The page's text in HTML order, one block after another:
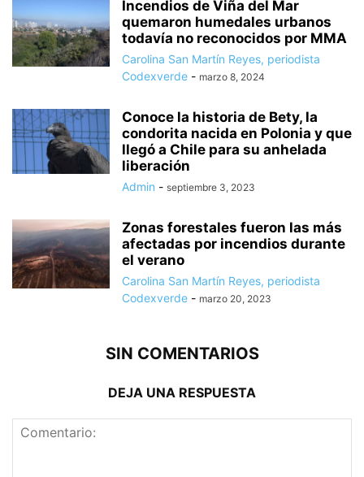
Incendios de Viña del Mar
quemaron humedales urbanos
todavía no reconocidos por MMA
Carolina San Martín Reyes, periodista
Codexverde - marzo 8, 2024
Conoce la historia de Bety, la
condorita nacida en Polonia y que
llegó a Chile para su anhelada
liberación
Admin - septiembre 3, 2023
Zonas forestales fueron las más
afectadas por incendios durante
el verano
Carolina San Martín Reyes, periodista
Codexverde - marzo 20, 2023
SIN COMENTARIOS
DEJA UNA RESPUESTA